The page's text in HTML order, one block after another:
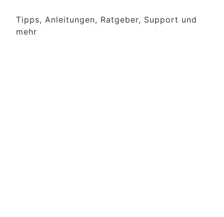
Tipps, Anleitungen, Ratgeber, Support und
mehr